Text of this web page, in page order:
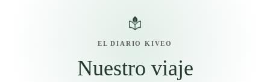
EL DIARIO KIVEO
Nuestro viaje